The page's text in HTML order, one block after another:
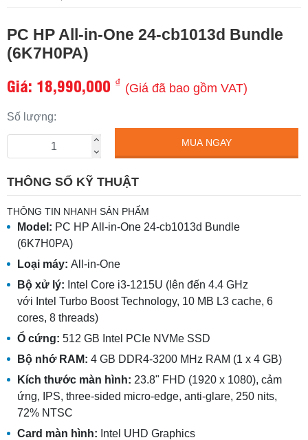
PC HP All-in-One 24-cb1013d Bundle
(6K7H0PA)
Giá: 18,990,000 ₫ (Giá đã bao gồm VAT)
Số lượng:
MUA NGAY
THÔNG SỐ KỸ THUẬT
THÔNG TIN NHANH SẢN PHẨM
Model: PC HP All-in-One 24-cb1013d Bundle
(6K7H0PA)
Loại máy: All-in-One
Bộ xử lý: Intel Core i3-1215U (lên đến 4.4 GHz
với Intel Turbo Boost Technology, 10 MB L3 cache, 6
cores, 8 threads)
Ổ cứng: 512 GB Intel PCIe NVMe SSD
Bộ nhớ RAM: 4 GB DDR4-3200 MHz RAM (1 x 4 GB)
Kích thước màn hình: 23.8" FHD (1920 x 1080), cảm
ứng, IPS, three-sided micro-edge, anti-glare, 250 nits,
72% NTSC
Card màn hình: Intel UHD Graphics